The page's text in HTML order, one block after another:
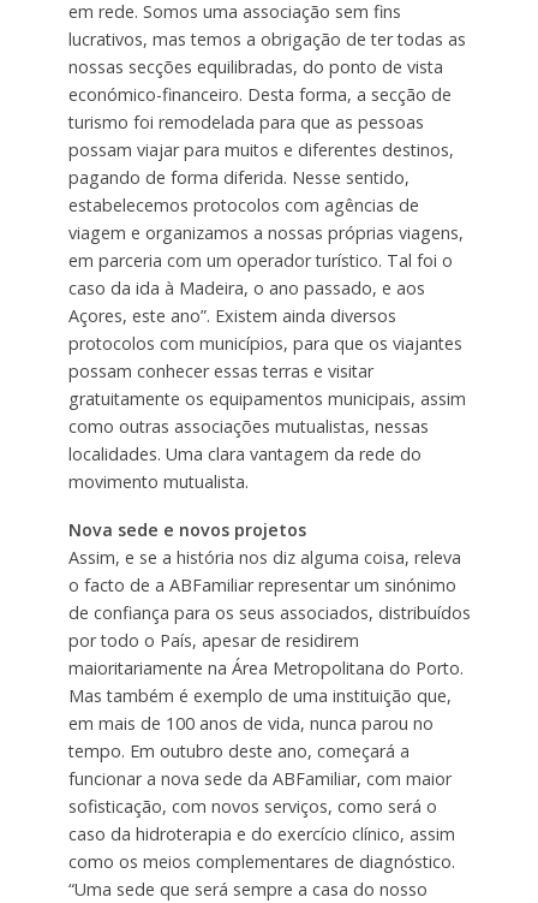
em rede. Somos uma associação sem fins
lucrativos, mas temos a obrigação de ter todas as
nossas secções equilibradas, do ponto de vista
económico-financeiro. Desta forma, a secção de
turismo foi remodelada para que as pessoas
possam viajar para muitos e diferentes destinos,
pagando de forma diferida. Nesse sentido,
estabelecemos protocolos com agências de
viagem e organizamos a nossas próprias viagens,
em parceria com um operador turístico. Tal foi o
caso da ida à Madeira, o ano passado, e aos
Açores, este ano”. Existem ainda diversos
protocolos com municípios, para que os viajantes
possam conhecer essas terras e visitar
gratuitamente os equipamentos municipais, assim
como outras associações mutualistas, nessas
localidades. Uma clara vantagem da rede do
movimento mutualista.
Nova sede e novos projetos
Assim, e se a história nos diz alguma coisa, releva
o facto de a ABFamiliar representar um sinónimo
de confiança para os seus associados, distribuídos
por todo o País, apesar de residirem
maioritariamente na Área Metropolitana do Porto.
Mas também é exemplo de uma instituição que,
em mais de 100 anos de vida, nunca parou no
tempo. Em outubro deste ano, começará a
funcionar a nova sede da ABFamiliar, com maior
sofisticação, com novos serviços, como será o
caso da hidroterapia e do exercício clínico, assim
como os meios complementares de diagnóstico.
“Uma sede que será sempre a casa do nosso